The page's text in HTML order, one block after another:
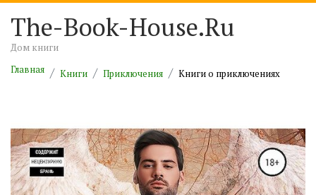
The-Book-House.Ru
Дом книги
Главная
Книги Приключения Книги о приключениях